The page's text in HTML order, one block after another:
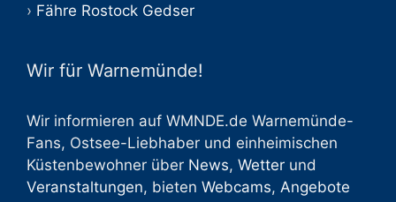
Fähre Rostock Gedser
Wir für Warnemünde!
Wir informieren auf WMNDE.de Warnemünde-
Fans, Ostsee-Liebhaber und einheimischen
Küstenbewohner über News, Wetter und
Veranstaltungen, bieten Webcams, Angebote